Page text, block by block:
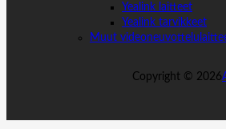
Yealink laitteet
Yealink tarvikkeet
Muut
Copyright © 2026